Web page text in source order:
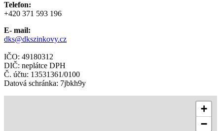
Telefon:
+420 371 593 196
E- mail:
dks@dkszinkovy.cz
IČO: 49180312
DIČ: neplátce DPH
Č. účtu: 13531361/0100
Datová schránka: 7jbkh9y
+
−